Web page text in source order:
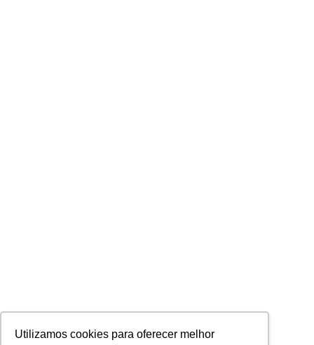
Utilizamos cookies para oferecer melhor